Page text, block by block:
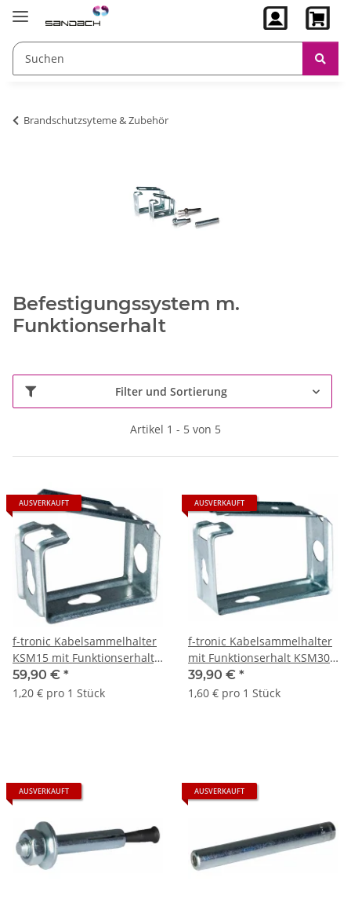
Brandschutzsyteme & Zubehör
Befestigungssystem m.
Funktionserhalt
Filter und Sortierung
Artikel 1 - 5 von 5
AUSVERKAUFT
f-tronic Kabelsammelhalter
KSM15 mit Funktionserhalt,
50 Stück
59,90 € *
1,20 € pro 1 Stück
AUSVERKAUFT
f-tronic Kabelsammelhalter
mit Funktionserhalt KSM30 -
25 Stück
39,90 € *
1,60 € pro 1 Stück
AUSVERKAUFT AUSVERKAUFT